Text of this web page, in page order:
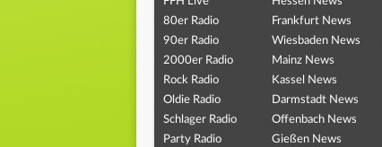
80er Radio
90er Radio
2000er Radio
Rock Radio
Oldie Radio
Schlager Radio
Party Radio
Frankfurt News
Wiesbaden News
Mainz News
Kassel News
Darmstadt News
Offenbach News
Gießen News